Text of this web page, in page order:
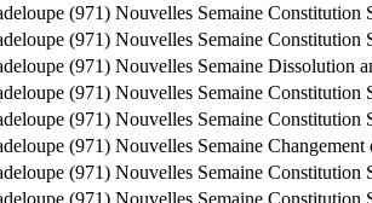
(971) Nouvelles Semaine Constitution
(971) Nouvelles Semaine Constitution
(971) Nouvelles Semaine Dissolution
(971) Nouvelles Semaine Constitution
(971) Nouvelles Semaine Constitution
(971) Nouvelles Semaine Changement
(971) Nouvelles Semaine Constitution
(971) Nouvelles Semaine Constitution